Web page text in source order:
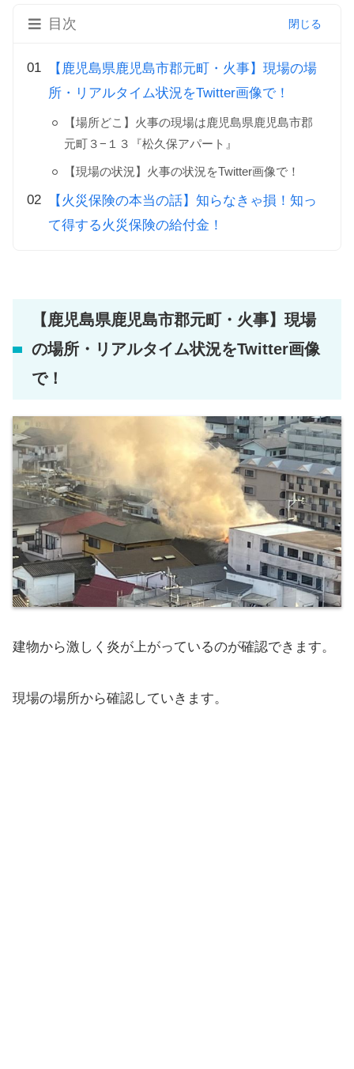
目次
【鹿児島県鹿児島市郡元町・火事】現場の場
所・リアルタイム状況をTwitter画像で！
【場所どこ】火事の現場は鹿児島県鹿児島市郡
元町３−１３『松久保アパート』
【現場の状況】火事の状況をTwitter画像で！
【火災保険の本当の話】知らなきゃ損！知っ
て得する火災保険の給付金！
【鹿児島県鹿児島市郡元町・火事】現場
の場所・リアルタイム状況をTwitter画像
で！
建物から激しく炎が上がっているのが確認できます。
現場の場所から確認していきます。